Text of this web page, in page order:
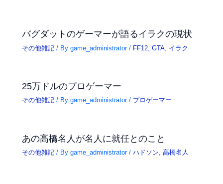
バグダットのゲーマーが語るイラクの現状
その他雑記 / Bygame_administrator/ FF12 ,GTA イラク
25万ドルのプロゲーマー
その他雑記 / Bygame_administrator/ プロゲーマー
あの高橋名人が名人に就任とのこと
その他雑記 / Bygame_administrator/ハドソン,高橋名人